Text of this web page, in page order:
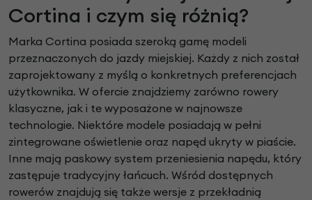
Cortina i czym się różnią?
Marka Cortina posiada szeroką gamę modeli
przeznaczonych do jazdy miejskiej. Każdy z nich został
zaprojektowany z myślą o konkretnych preferencjach
użytkownika. W ofercie znajdziemy zarówno rowery
klasyczne, jak i te wyposażone w najnowsze
technologie. Niektóre modele posiadają w pełni
zintegrowane oświetlenie oraz napęd ukryty w piaście.
Inne mają paskowy system przeniesienia napędu, który
zastępuje tradycyjny łańcuch. Wśród dostępnych
rowerów znajdują się także wersje z przekładnią